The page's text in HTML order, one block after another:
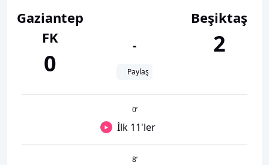
Gaziantep
FK
0
-
Paylaş
Beşiktaş
2
0’
İlk 11'ler
8’